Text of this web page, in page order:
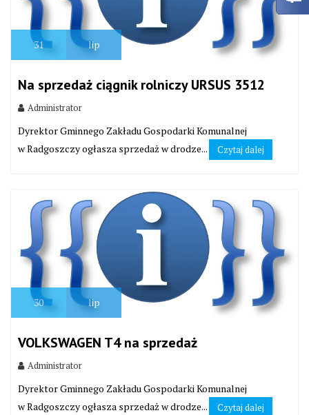
31 lip
Na sprzedaż ciągnik rolniczy URSUS 3512
Administrator
Dyrektor Gminnego Zakładu Gospodarki Komunalnej
w Radgoszczy ogłasza sprzedaż w drodze...
Czytaj dalej
30 lip
VOLKSWAGEN T4 na sprzedaż
Administrator
Dyrektor Gminnego Zakładu Gospodarki Komunalnej
w Radgoszczy ogłasza sprzedaż w drodze...
Czytaj dalej